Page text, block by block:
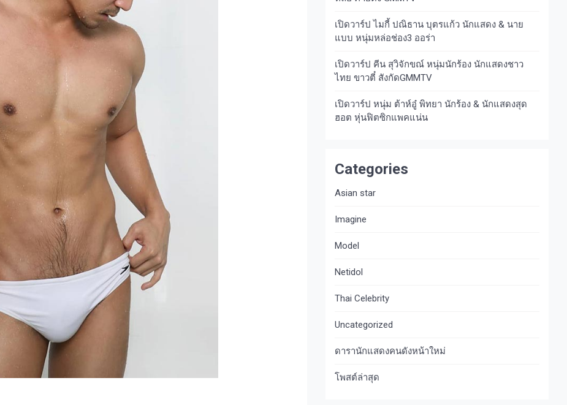
เปิดวาร์ป ไมกี้ ปณิธาน บุตรแก้ว นักแสดง & นาย
แบบ หนุ่มหล่อช่อง3 ออร่า
เปิดวาร์ป คีน สุวิจักขณ์ หนุ่มนักร้อง นักแสดงชาว
ไทย ขาวตี๋ สังกัดGMMTV
เปิดวาร์ป หนุ่ม ต้าห์อู๋ พิทยา นักร้อง & นักแสดงสุด
ฮอต หุ่นฟิตซิกแพคแน่น
Categories
Asian star
Imagine​
Model
Netidol
Thai Celebrity
Uncategorized
ดารานักแสดงคนดังหน้าใหม่
โพสต์ล่าสุด